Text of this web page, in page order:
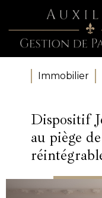
Immobilier
Dispositif
au piège